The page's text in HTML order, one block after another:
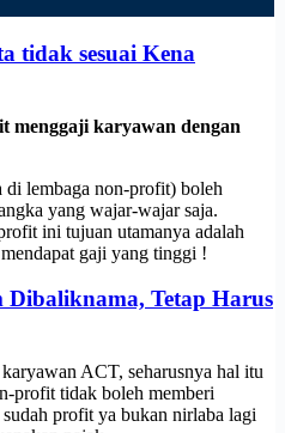
tidak sesuai Kena
menggaji karyawan dengan
lembaga non-profit) boleh
yang wajar-wajar saja.
ini tujuan utamanya adalah
gaji yang tinggi !
Dibaliknama, Tetap Harus
ACT, seharusnya hal itu
profit tidak boleh memberi
profit ya bukan nirlaba lagi